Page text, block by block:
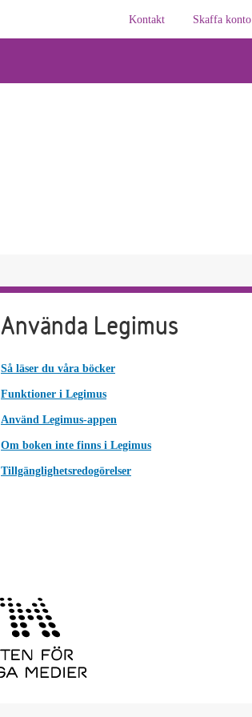
Kontakt
Skaffa konto
Använda Legimus
Så läser du våra böcker
Funktioner i Legimus
Använd Legimus-appen
Om boken inte finns i Legimus
Tillgänglighetsredogörelser